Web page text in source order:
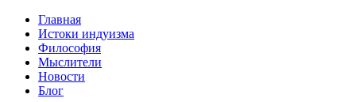
Главная
Истоки индуизма
Философия
Мыслители
Новости
Блог